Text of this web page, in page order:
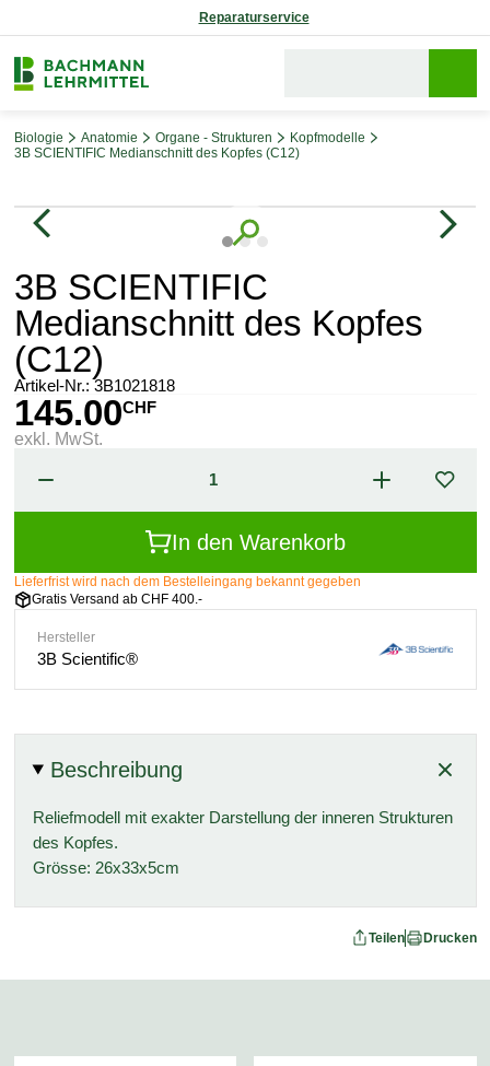
Reparaturservice
Biologie Anatomie Organe - Strukturen
Kopfmodelle
3B SCIENTIFIC Medianschnitt des Kopfes (C12)
Bildergalerie überspringen
3B SCIENTIFIC
Medianschnitt des Kopfes
(C12)
Artikel-Nr.:3B1021818
145.00CHF
exkl. MwSt.
In den Warenkorb
Lieferfrist wird nach dem Bestelleingang bekannt gegeben
Gratis Versand ab CHF 400.-
Hersteller
3B Scientific®
Beschreibung
Reliefmodell mit exakter Darstellung der inneren Strukturen
des Kopfes.
Grösse: 26x33x5cm
Teilen Drucken